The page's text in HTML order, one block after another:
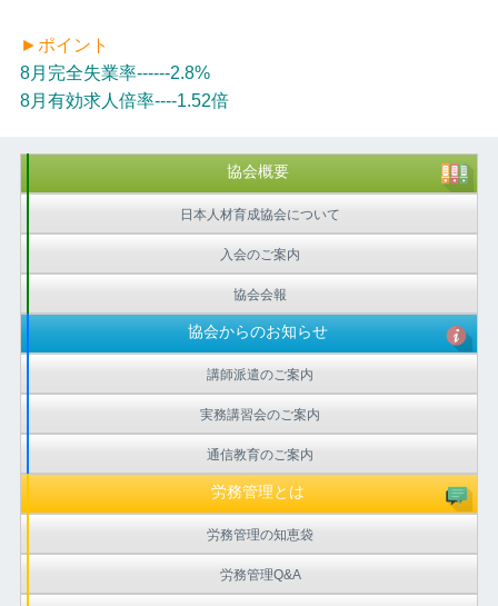
►ポイント
8月完全失業率------2.8%
8月有効求人倍率----1.52倍
協会概要
日本人材育成協会について
入会のご案内
協会会報
協会からのお知らせ
講師派遣のご案内
実務講習会のご案内
通信教育のご案内
労務管理とは
労務管理の知恵袋
労務管理Q&A